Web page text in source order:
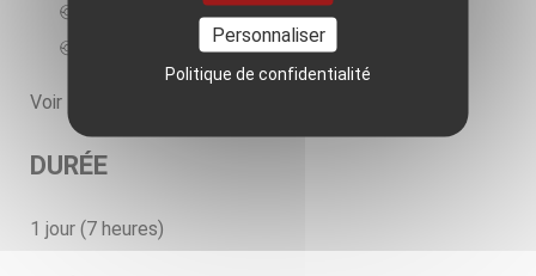
L’accès aux données géothermiques ;
Les outils d’aide disponibles.
Voir le
DURÉE
1 jour (7 heures)
Personnaliser
Politique de confidentialité